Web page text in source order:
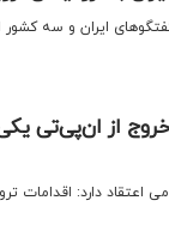
ایران و سه کشور
از ان‌پی‌تی
دارد: اقدامات